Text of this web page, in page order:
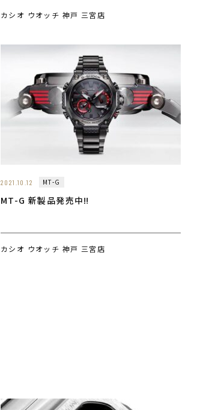
カシオ ウオッチ 神戸 三宮店
2021.10.12 MT-G
MT-G 新製品発売中‼️
カシオ ウオッチ 神戸 三宮店